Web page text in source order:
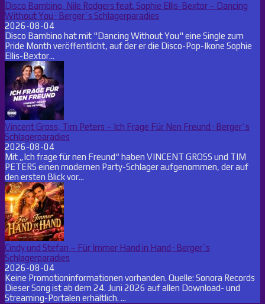
Disco Bambino, Nile Rodgers feat. Sophie Ellis-Bextor – Dancing
Without You · Berger´s Schlagerparadies
2026-08-04
Disco Bambino hat mit "Dancing Without You" eine Single zum
Pride Month veröffentlicht, auf der er die Disco-Pop-Ikone Sophie
Ellis-Bextor...
Vincent Gross, Tim Peters – Ich Frage Für Nen Freund · Berger´s
Schlagerparadies
2026-08-04
Mit „Ich frage für nen Freund“ haben VINCENT GROSS und TIM
PETERS einen modernen Party-Schlager aufgenommen, der auf
den ersten Blick vor...
Cindy und Stefan – Für Immer Hand in Hand · Berger´s
Schlagerparadies
2026-08-04
Keine Promotioninformationen vorhanden. Quelle: Sonora Records
Dieser Song ist ab dem 24. Juni 2026 auf allen Download- und
Streaming-Portalen erhältlich. ...